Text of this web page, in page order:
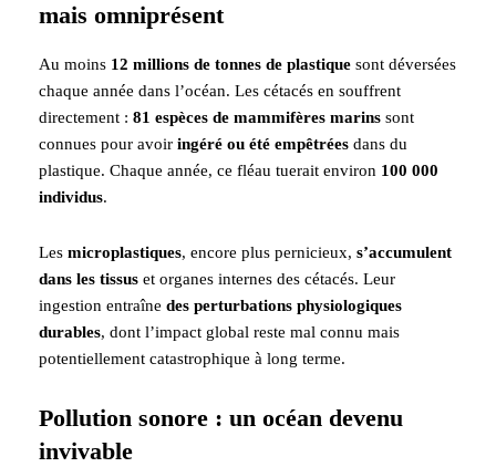
mais omniprésent
Au moins 12 millions de tonnes de plastique sont déversées
chaque année dans l’océan. Les cétacés en souffrent
directement : 81 espèces de mammifères marins sont
connues pour avoir ingéré ou été empêtrées dans du
plastique. Chaque année, ce fléau tuerait environ 100 000
individus.
Les microplastiques, encore plus pernicieux, s’accumulent
dans les tissus et organes internes des cétacés. Leur
ingestion entraîne des perturbations physiologiques
durables, dont l’impact global reste mal connu mais
potentiellement catastrophique à long terme.
Pollution sonore : un océan devenu
invivable